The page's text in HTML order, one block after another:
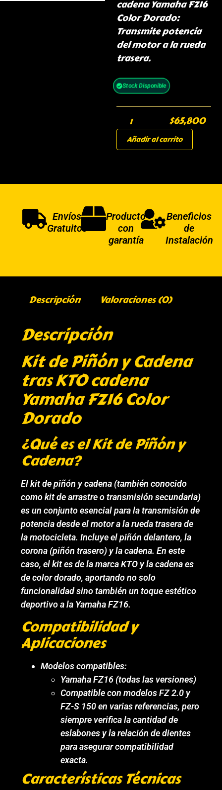
cadena Yamaha FZ16
Color Dorado:
Transmite potencia
del motor a la rueda
trasera.
Stock Disponible
$65,800
Añadir al carrito
Envíos
Gratuitos
Producto
con
garantía
Beneficios
de
Instalación
Descripción Valoraciones (0)
Descripción
Kit de Piñón y Cadena
tras KTO cadena
Yamaha FZ16 Color
Dorado
¿Qué es el Kit de Piñón y
Cadena?
El kit de piñón y cadena (también conocido
como kit de arrastre o transmisión secundaria)
es un conjunto esencial para la transmisión de
potencia desde el motor a la rueda trasera de
la motocicleta. Incluye el piñón delantero, la
corona (piñón trasero) y la cadena. En este
caso, el kit es de la marca KTO y la cadena es
de color dorado, aportando no solo
funcionalidad sino también un toque estético
deportivo a la Yamaha FZ16.
Compatibilidad y
Aplicaciones
Modelos compatibles:
Yamaha FZ16 (todas las versiones)
Compatible con modelos FZ 2.0 y
FZ-S 150 en varias referencias, pero
siempre verifica la cantidad de
eslabones y la relación de dientes
para asegurar compatibilidad
exacta.
Características Técnicas